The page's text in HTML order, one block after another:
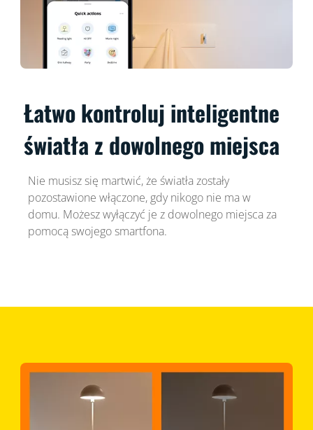
Łatwo kontroluj inteligentne
światła z dowolnego miejsca
Nie musisz się martwić, że światła zostały
pozostawione włączone, gdy nikogo nie ma w
domu. Możesz wyłączyć je z dowolnego miejsca za
pomocą swojego smartfona.